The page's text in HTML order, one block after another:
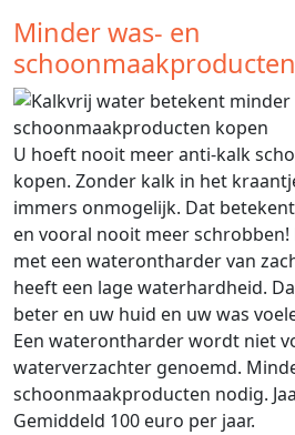
Minder was- en
U hoeft nooit meer anti-kalk
kopen. Zonder kalk in het
immers onmogelijk. Dat
en vooral nooit meer
met een waterontharder van
heeft een lage waterhardheid.
beter en uw huid en uw was
Een waterontharder wordt niet
waterverzachter genoemd.
schoonmaakproducten nodig.
Gemiddeld 100 euro per jaar.